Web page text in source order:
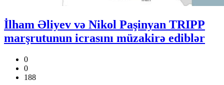
İlham Əliyev və Nikol Paşinyan TRIPP
marşrutunun icrasını müzakirə ediblər
0
0
188